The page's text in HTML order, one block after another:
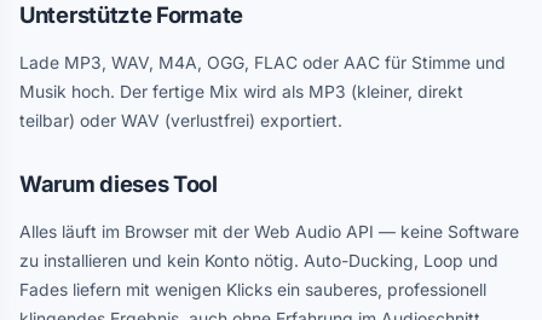
Unterstützte Formate
Lade MP3, WAV, M4A, OGG, FLAC oder AAC für Stimme und
Musik hoch. Der fertige Mix wird als MP3 (kleiner, direkt
teilbar) oder WAV (verlustfrei) exportiert.
Warum dieses Tool
Alles läuft im Browser mit der Web Audio API — keine Software
zu installieren und kein Konto nötig. Auto-Ducking, Loop und
Fades liefern mit wenigen Klicks ein sauberes, professionell